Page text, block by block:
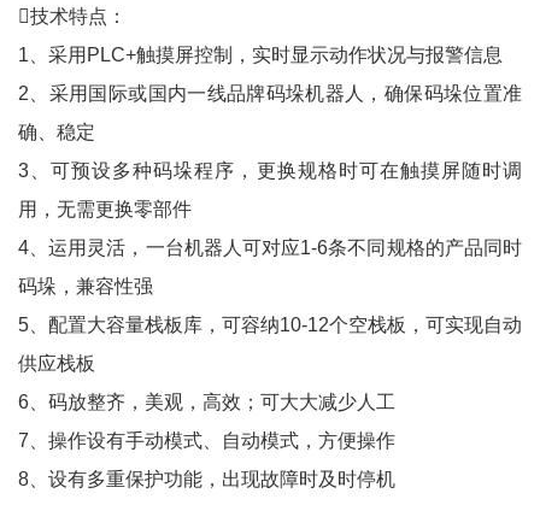
技术特点：
1、采用PLC+触摸屏控制，实时显示动作状况与报警信息
2、采用国际或国内一线品牌码垛机器人，确保码垛位置准
确、稳定
3、可预设多种码垛程序，更换规格时可在触摸屏随时调
用，无需更换零部件
4、运用灵活，一台机器人可对应1-6条不同规格的产品同时
码垛，兼容性强
5、配置大容量栈板库，可容纳10-12个空栈板，可实现自动
供应栈板
6、码放整齐，美观，高效；可大大减少人工
7、操作设有手动模式、自动模式，方便操作
8、设有多重保护功能，出现故障时及时停机